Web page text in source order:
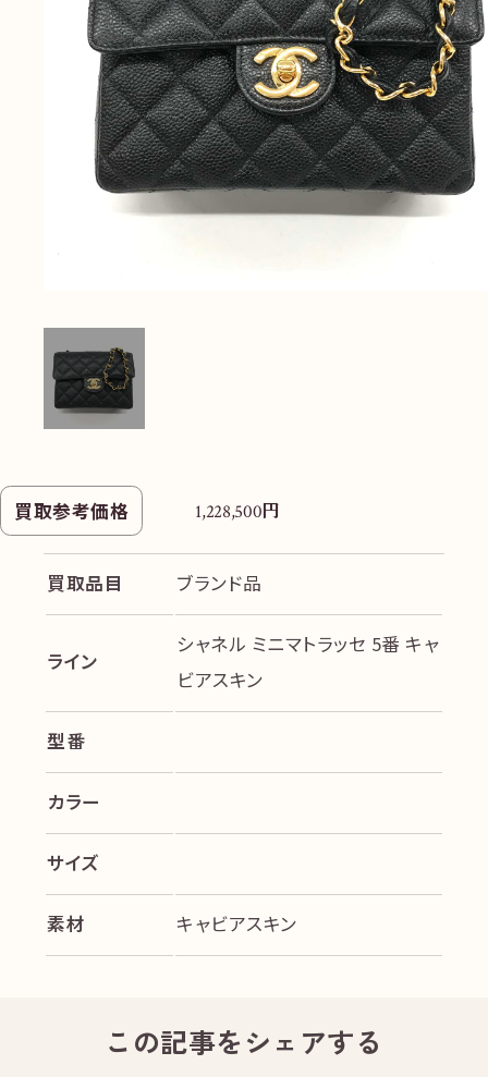
メールで無料相談する
買取参考価格 1,228,500円
買取品目 ブランド品
ライン
シャネル ミニマトラッセ 5番 キャ
ビアスキン
型番
カラー
サイズ
素材 キャビアスキン
この記事をシェアする